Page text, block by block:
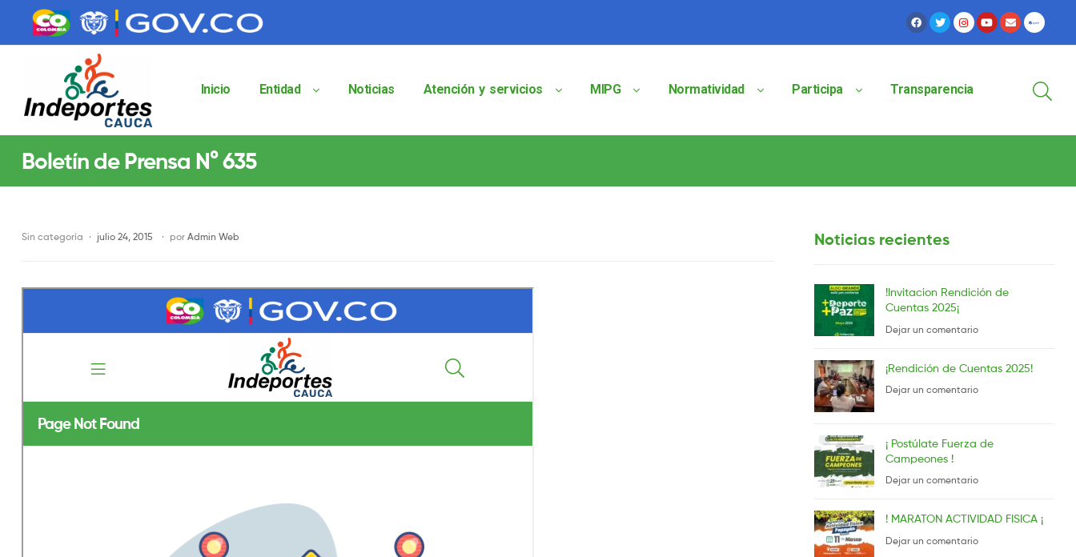
contenido
contenido
Indeportes
Cauca
de
Inicio Entidad Noticias Atención y servicios MIPG Normatividad Participa Transparencia
Boletín de Prensa N° 635
Sin categoría julio 24, 2015 por Admin Web Noticias recientes
!Invitacion Rendición de
Cuentas 2025¡
Dejar un comentario
¡Rendición de Cuentas 2025!
Dejar un comentario
¡ Postúlate Fuerza de
Campeones !
Dejar un comentario
! MARATON ACTIVIDAD FISICA ¡
Dejar un comentario